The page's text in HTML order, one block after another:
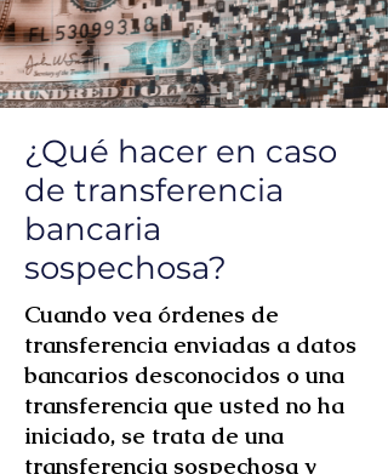
¿Qué hacer en caso
de transferencia
bancaria
sospechosa?
Cuando vea órdenes de
transferencia enviadas a datos
bancarios desconocidos o una
transferencia que usted no ha
iniciado, se trata de una
transferencia sospechosa y